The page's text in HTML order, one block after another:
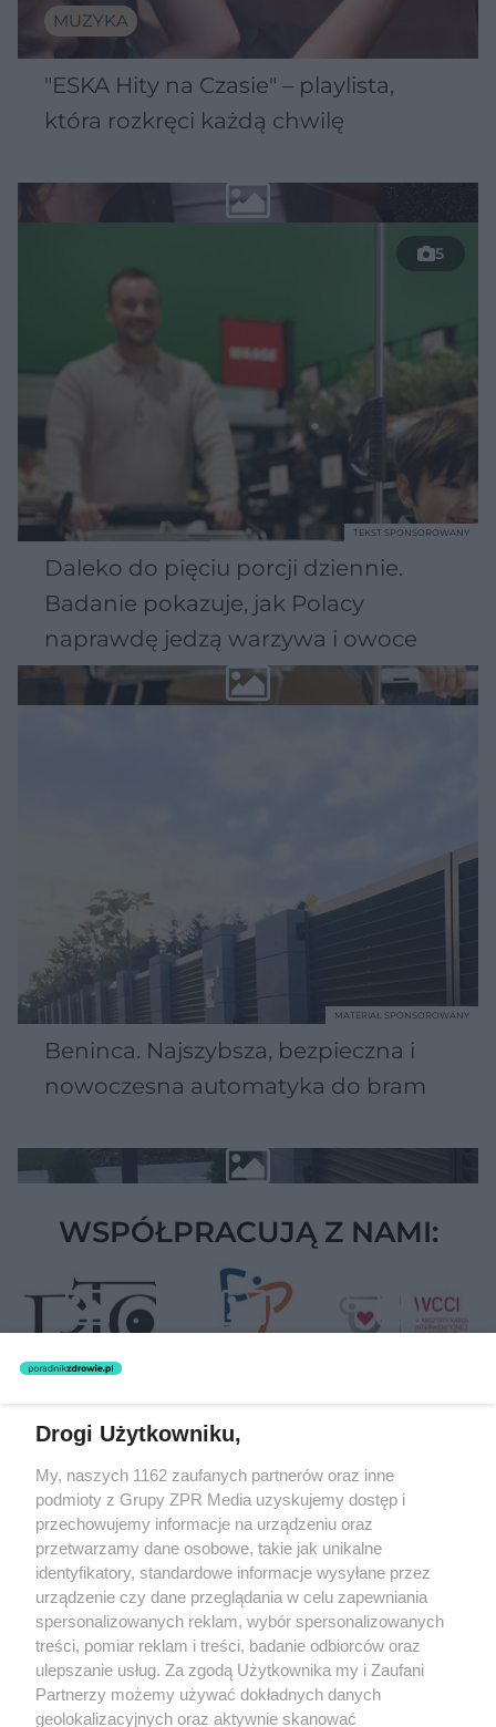
MUZYKA
"ESKA Hity na Czasie" – playlista,
która rozkręci każdą chwilę
5
Daleko do pięciu porcji dziennie.
Badanie pokazuje, jak Polacy
naprawdę jedzą warzywa i owoce
TEKST SPONSOROWANY
Beninca. Najszybsza, bezpieczna i
nowoczesna automatyka do bram
MATERIAŁ SPONSOROWANY
WSPÓŁPRACUJĄ Z NAMI:
Żaden utwór zamieszczony w serwisie nie może być powielany i
rozpowszechniany lub dalej rozpowszechniany w jakikolwiek sposób
(w tym także elektroniczny lub mechaniczny) na jakimkolwiek polu
eksploatacji w jakiejkolwiek formie, włącznie z umieszczaniem w
Internecie bez pisemnej zgody właściciela praw. Jakiekolwiek użycie
lub wykorzystanie utworów w całości lub w części z naruszeniem
prawa, tzn. bez właściwej zgody, jest zabronione pod groźbą kary i
może być ścigane prawnie.
Drogi Użytkowniku,
My, naszych 1162 zaufanych partnerów oraz inne
podmioty z Grupy ZPR Media uzyskujemy dostęp i
przechowujemy informacje na urządzeniu oraz
przetwarzamy dane osobowe, takie jak unikalne
identyfikatory, standardowe informacje wysyłane przez
urządzenie czy dane przeglądania w celu zapewniania
spersonalizowanych reklam, wybór spersonalizowanych
treści, pomiar reklam i treści, badanie odbiorców oraz
ulepszanie usług. Za zgodą Użytkownika my i Zaufani
Partnerzy możemy używać dokładnych danych
geolokalizacyjnych oraz aktywnie skanować